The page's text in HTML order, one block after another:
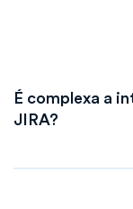
É complexa a
JIRA?